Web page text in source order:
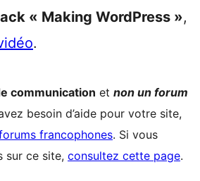
« Making WordPress »,
.
communication et non un forum
besoin d’aide pour votre site,
francophones. Si vous
sur ce site, consultez cette page.